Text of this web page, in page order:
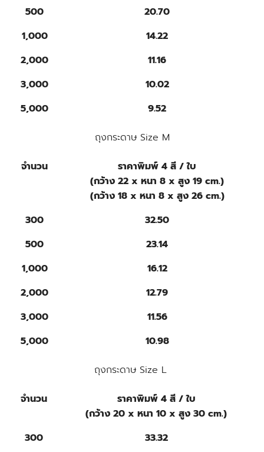
500
20.70
1,000
14.22
2,000
11.16
3,000
10.02
5,000
9.52
ถุงกระดาษ Size M
จำนวน
ราคาพิมพ์ 4 สี / ใบ
(กว้าง 22 x หนา 8 x สูง 19 cm.)
(กว้าง 18 x หนา 8 x สูง 26 cm.)
300
32.50
500
23.14
1,000
16.12
2,000
12.79
3,000
11.56
5,000
10.98
ถุงกระดาษ Size L
จำนวน
ราคาพิมพ์ 4 สี / ใบ
(กว้าง 20 x หนา 10 x สูง 30 cm.)
300
33.32